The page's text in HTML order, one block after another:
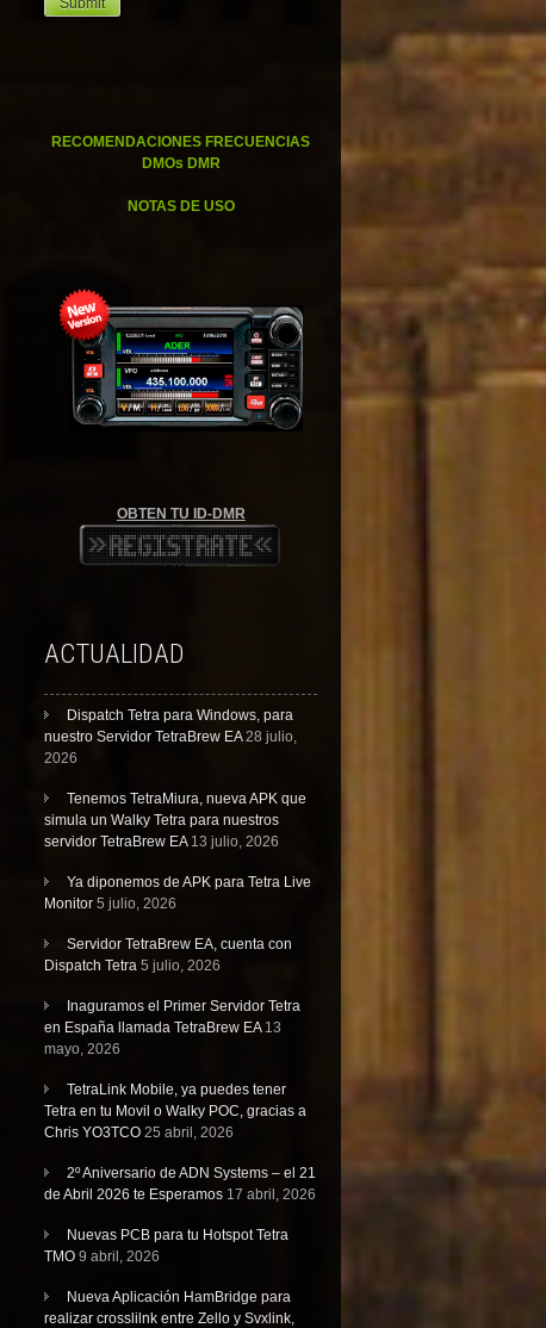
RECOMENDACIONES FRECUENCIAS
DMOs DMR
NOTAS DE USO
OBTEN TU ID-DMR
ACTUALIDAD
Dispatch Tetra para Windows, para
nuestro Servidor TetraBrew EA 28 julio,
2026
Tenemos TetraMiura, nueva APK que
simula un Walky Tetra para nuestros
servidor TetraBrew EA 13 julio, 2026
Ya diponemos de APK para Tetra Live
Monitor 5 julio, 2026
Servidor TetraBrew EA, cuenta con
Dispatch Tetra 5 julio, 2026
Inaguramos el Primer Servidor Tetra
en España llamada TetraBrew EA 13
mayo, 2026
TetraLink Mobile, ya puedes tener
Tetra en tu Movil o Walky POC, gracias a
Chris YO3TCO 25 abril, 2026
2º Aniversario de ADN Systems – el 21
de Abril 2026 te Esperamos 17 abril, 2026
Nuevas PCB para tu Hotspot Tetra
TMO 9 abril, 2026
Nueva Aplicación HamBridge para
realizar crosslilnk entre Zello y Svxlink,